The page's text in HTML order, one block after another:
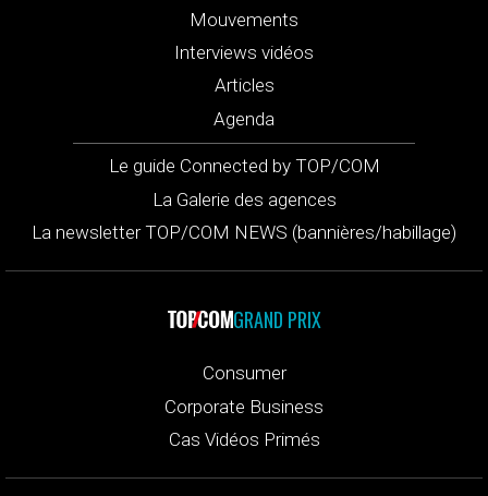
Mouvements
Interviews vidéos
Articles
Agenda
Le guide Connected by TOP/COM
La Galerie des agences
La newsletter TOP/COM NEWS (bannières/habillage)
GRAND PRIX
Consumer
Corporate Business
Cas Vidéos Primés